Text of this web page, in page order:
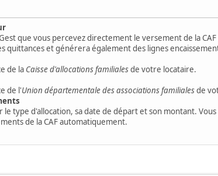
que vous percevez directement le versement de la
quittances et générera également des lignes
de la Caisse d'allocations familialesde votre locataire.
de l'Union départementale des associations familialesde
type d'allocation, sa date de départ et son montant.
de la CAF automatiquement.